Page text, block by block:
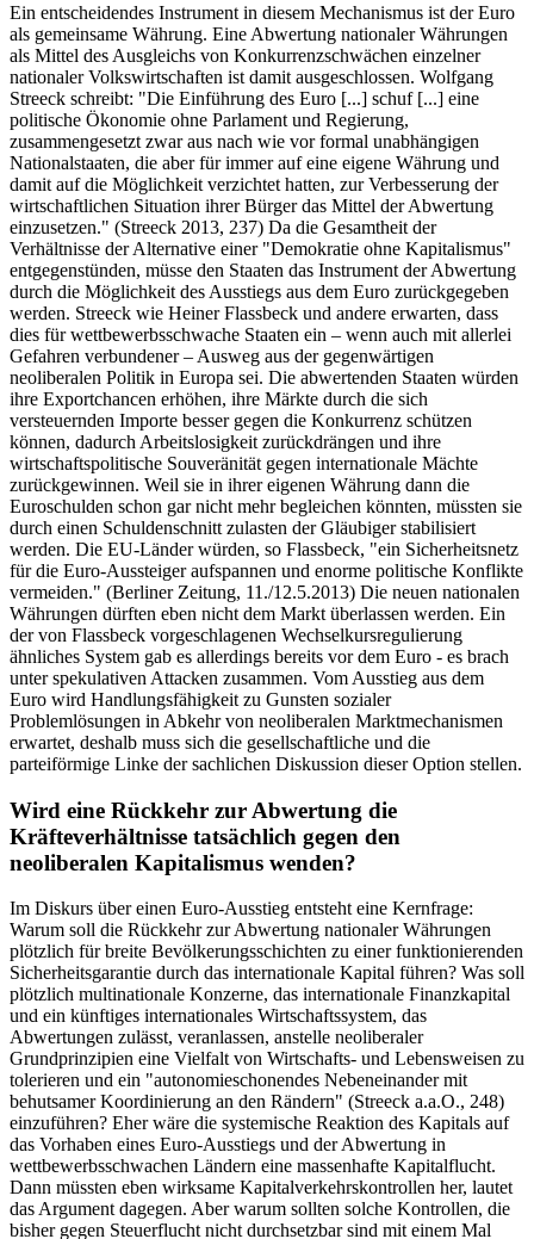
Ein entscheidendes Instrument in diesem Mechanismus ist der Euro
als gemeinsame Währung. Eine Abwertung nationaler Währungen
als Mittel des Ausgleichs von Konkurrenzschwächen einzelner
nationaler Volkswirtschaften ist damit ausgeschlossen. Wolfgang
Streeck schreibt: "Die Einführung des Euro [...] schuf [...] eine
politische Ökonomie ohne Parlament und Regierung,
zusammengesetzt zwar aus nach wie vor formal unabhängigen
Nationalstaaten, die aber für immer auf eine eigene Währung und
damit auf die Möglichkeit verzichtet hatten, zur Verbesserung der
wirtschaftlichen Situation ihrer Bürger das Mittel der Abwertung
einzusetzen." (Streeck 2013, 237) Da die Gesamtheit der
Verhältnisse der Alternative einer "Demokratie ohne Kapitalismus"
entgegenstünden, müsse den Staaten das Instrument der Abwertung
durch die Möglichkeit des Ausstiegs aus dem Euro zurückgegeben
werden. Streeck wie Heiner Flassbeck und andere erwarten, dass
dies für wettbewerbsschwache Staaten ein – wenn auch mit allerlei
Gefahren verbundener – Ausweg aus der gegenwärtigen
neoliberalen Politik in Europa sei. Die abwertenden Staaten würden
ihre Exportchancen erhöhen, ihre Märkte durch die sich
versteuernden Importe besser gegen die Konkurrenz schützen
können, dadurch Arbeitslosigkeit zurückdrängen und ihre
wirtschaftspolitische Souveränität gegen internationale Mächte
zurückgewinnen. Weil sie in ihrer eigenen Währung dann die
Euroschulden schon gar nicht mehr begleichen könnten, müssten sie
durch einen Schuldenschnitt zulasten der Gläubiger stabilisiert
werden. Die EU-Länder würden, so Flassbeck, "ein Sicherheitsnetz
für die Euro-Aussteiger aufspannen und enorme politische Konflikte
vermeiden." (Berliner Zeitung, 11./12.5.2013) Die neuen nationalen
Währungen dürften eben nicht dem Markt überlassen werden. Ein
der von Flassbeck vorgeschlagenen Wechselkursregulierung
ähnliches System gab es allerdings bereits vor dem Euro - es brach
unter spekulativen Attacken zusammen. Vom Ausstieg aus dem
Euro wird Handlungsfähigkeit zu Gunsten sozialer
Problemlösungen in Abkehr von neoliberalen Marktmechanismen
erwartet, deshalb muss sich die gesellschaftliche und die
parteiförmige Linke der sachlichen Diskussion dieser Option stellen.
Wird eine Rückkehr zur Abwertung die
Kräfteverhältnisse tatsächlich gegen den
neoliberalen Kapitalismus wenden?
Im Diskurs über einen Euro-Ausstieg entsteht eine Kernfrage:
Warum soll die Rückkehr zur Abwertung nationaler Währungen
plötzlich für breite Bevölkerungsschichten zu einer funktionierenden
Sicherheitsgarantie durch das internationale Kapital führen? Was soll
plötzlich multinationale Konzerne, das internationale Finanzkapital
und ein künftiges internationales Wirtschaftssystem, das
Abwertungen zulässt, veranlassen, anstelle neoliberaler
Grundprinzipien eine Vielfalt von Wirtschafts- und Lebensweisen zu
tolerieren und ein "autonomieschonendes Nebeneinander mit
behutsamer Koordinierung an den Rändern" (Streeck a.a.O., 248)
einzuführen? Eher wäre die systemische Reaktion des Kapitals auf
das Vorhaben eines Euro-Ausstiegs und der Abwertung in
wettbewerbsschwachen Ländern eine massenhafte Kapitalflucht.
Dann müssten eben wirksame Kapitalverkehrskontrollen her, lautet
das Argument dagegen. Aber warum sollten solche Kontrollen, die
bisher gegen Steuerflucht nicht durchsetzbar sind mit einem Mal